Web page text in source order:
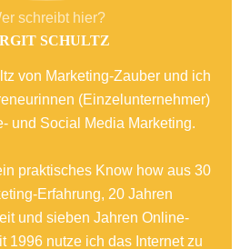
schreibt hier?
SCHULTZ
von Marketing-Zauber und ich
(Einzelunternehmer)
und Social Media Marketing.
praktisches Know how aus 30
Erfahrung, 20 Jahren
und sieben Jahren Online-
1996 nutze ich das Internet zu